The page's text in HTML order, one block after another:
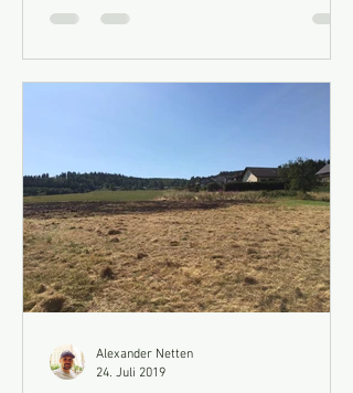
Alexander Netten
24. Juli 2019